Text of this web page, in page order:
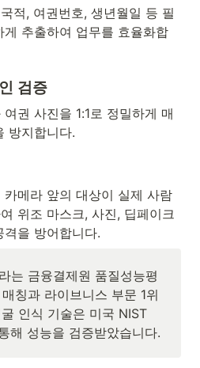
적, 여권번호, 생년월일 등 필
추출하여 업무를 효율화합
검증
권 사진을 1:1로 정밀하게 매
방지합니다.
메라 앞의 대상이 실제 사람
위조 마스크, 사진, 딥페이크
을 방어합니다.
는 금융결제원 품질성능평
칭과 라이브니스 부문 1위
인식 기술은 미국 NIST
해 성능을 검증받았습니다.